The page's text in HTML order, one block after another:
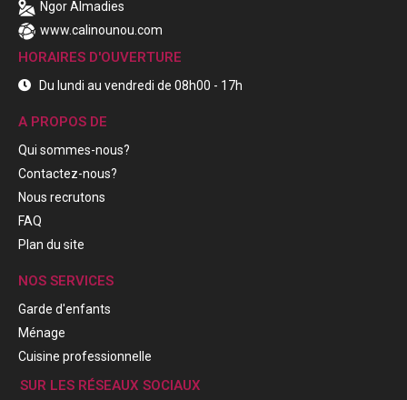
Ngor Almadies
www.calinounou.com
HORAIRES D'OUVERTURE
Du lundi au vendredi de 08h00 - 17h
A PROPOS DE
Qui sommes-nous?
Contactez-nous?
Nous recrutons
FAQ
Plan du site
NOS SERVICES
Garde d'enfants
Ménage
Cuisine professionnelle
SUR LES RÉSEAUX SOCIAUX